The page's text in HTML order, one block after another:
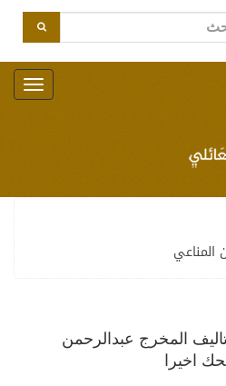
Toggle
navigation
المناعي
المخرج عبدالرحمن
اخيرا